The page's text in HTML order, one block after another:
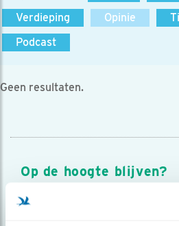
Verdieping
Opinie
Podcast
Geen resultaten.
Op de hoogte blijven?
Meld je aan en ontvang nieuws,
over vogels en activiteiten van